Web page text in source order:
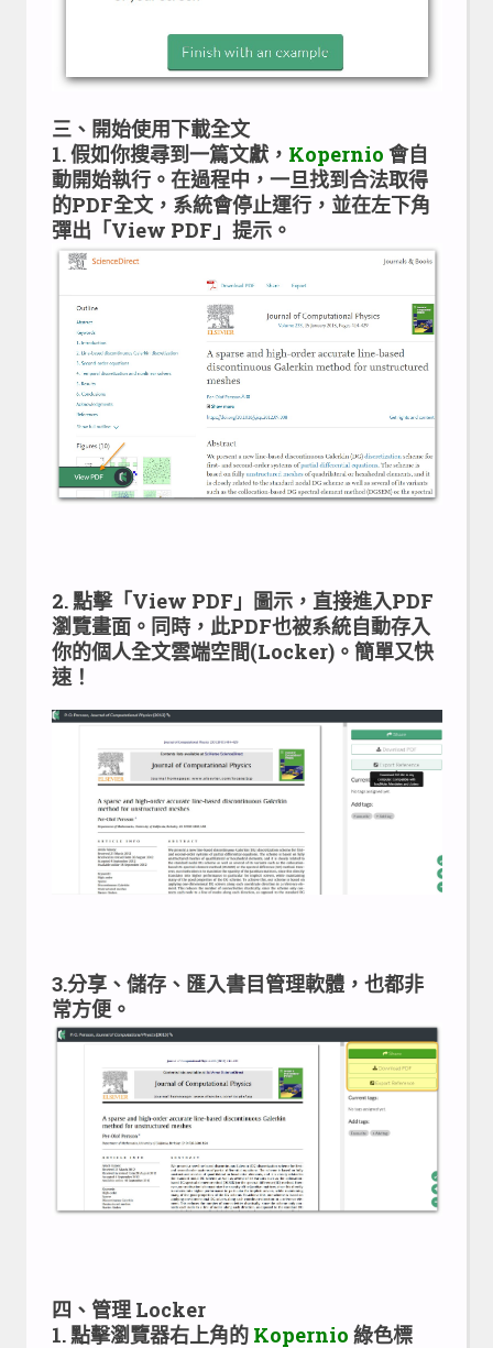
三、開始使用下載全文
1. 假如你搜尋到一篇文獻， Kopernio 會自
動開始執行。在過程中，一旦找到合法取得
的PDF全文，系統會停止運行，並在左下角
彈出「View PDF」提示。
2. 點擊「View PDF」圖示，直接進入PDF
瀏覽畫面。同時，此PDF也被系統自動存入
你的個人全文雲端空間(Locker)。簡單又快
速！
3.分享、儲存、匯入書目管理軟體，也都非
常方便。
四、管理 Locker
1. 點擊瀏覽器右上角的 Kopernio 綠色標